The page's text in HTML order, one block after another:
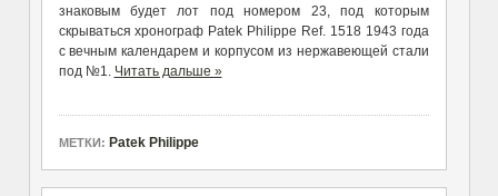
знаковым будет лот под номером 23, под которым
скрываться хронограф Patek Philippe Ref. 1518 1943 года
с вечным календарем и корпусом из нержавеющей стали
под №1. Читать дальше »
МЕТКИ: Patek Philippe